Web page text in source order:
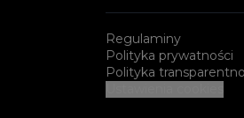
Regulaminy
Polityka prywatności
Polityka